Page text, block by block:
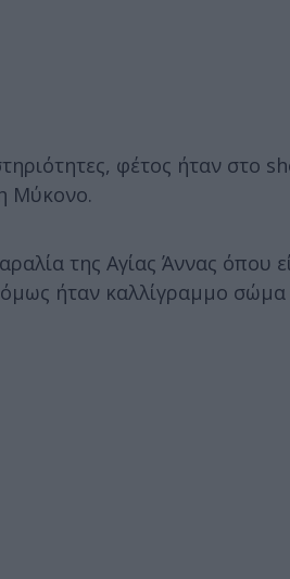
φέτος ήταν στο
Μύκονο.
της Αγίας Άννας όπου
ήταν καλλίγραμμο σώμα